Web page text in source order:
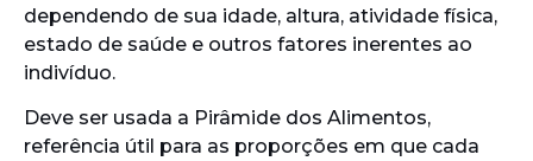
dependendo de sua idade, altura, atividade física,
estado de saúde e outros fatores inerentes ao
indivíduo.
Deve ser usada a Pirâmide dos Alimentos,
referência útil para as proporções em que cada